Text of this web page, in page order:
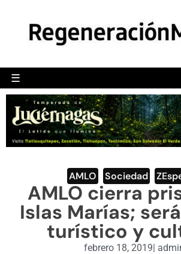
☰
POLÍTICA
CAMALEÓN
OPINIÓN
DEPORTES
ENGLISH SECTION
VIDEOS
AMLO Sociedad
AMLO cierra
Islas Marías;
turístico y
febrero 18, 2019|